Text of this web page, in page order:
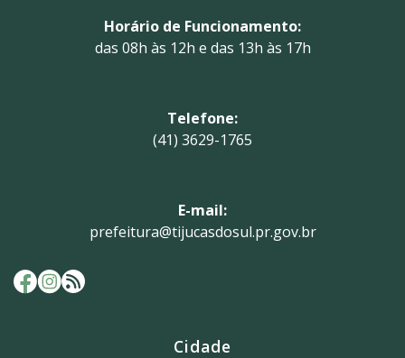
Horário de Funcionamento:
das 08h às 12h e das 13h às 17h
Telefone:
(41) 3629-1765
E-mail:
prefeitura@tijucasdosul.pr.gov.br
Cidade